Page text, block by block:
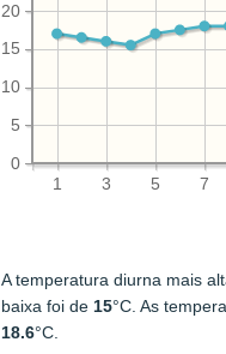
1 3 5 7
0
5
10
15
20
A temperatura diurna mais
baixa foi de 15°C. As
18.6°C.